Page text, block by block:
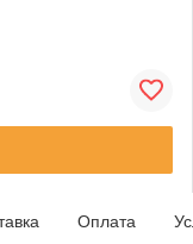
Оплата